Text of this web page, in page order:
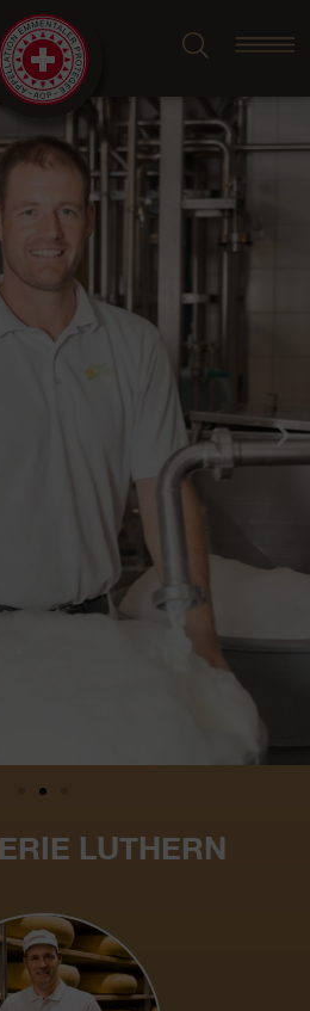
LUTHERN